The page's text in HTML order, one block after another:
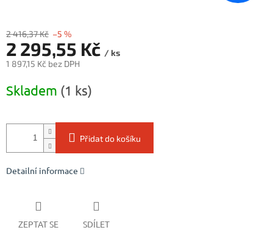
2 416,37 Kč –5 %
2 295,55 Kč / ks
1 897,15 Kč bez DPH
cena:
Skladem (1 ks)
Přidat do košíku
Detailní informace
ZEPTAT SE SDÍLET